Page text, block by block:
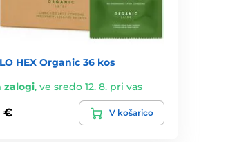
HEX Organic 36 kos
zalogi,ve sredo 12. 8. pri vas
€ V košarico